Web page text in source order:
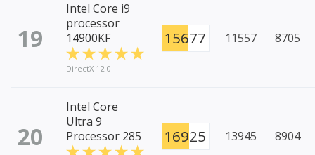
19
Intel Core i9
processor
14900KF
DirectX 12.0
15677 11557 8705
20
Intel Core
Ultra 9
Processor 285
16925 13945 8904